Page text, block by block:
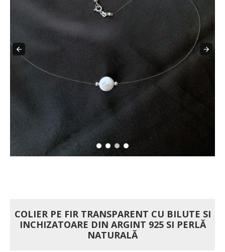
COLIER PE FIR TRANSPARENT CU BILUTE SI
INCHIZATOARE DIN ARGINT 925 SI PERLĂ
NATURALĂ